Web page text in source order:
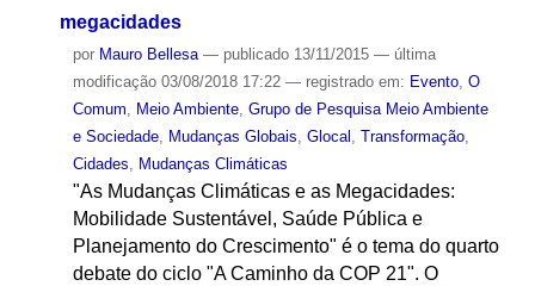
megacidades
por Mauro Bellesa — publicado13/11/2015 — última
modificação03/08/2018 17:22 — registrado em: Evento, O
Comum, Meio Ambiente, Grupo de Pesquisa Meio Ambiente
e Sociedade, Mudanças Globais, Glocal , Transformação,
Cidades, Mudanças Climáticas
"As Mudanças Climáticas e as Megacidades:
Mobilidade Sustentável, Saúde Pública e
Planejamento do Crescimento" é o tema do quarto
debate do ciclo "A Caminho da COP 21". O